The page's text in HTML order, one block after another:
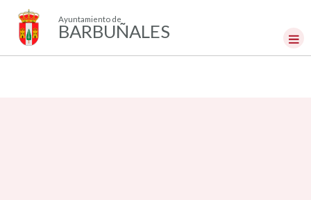
Ayuntamiento de
BARBUÑALES